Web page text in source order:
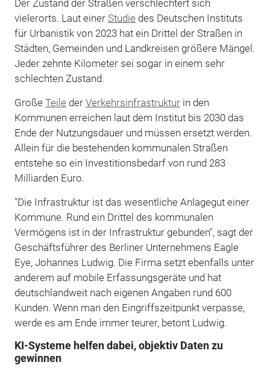
Der Zustand der Straßen verschlechtert sich
vielerorts. Laut einer Studie des Deutschen Instituts
für Urbanistik von 2023 hat ein Drittel der Straßen in
Städten, Gemeinden und Landkreisen größere Mängel.
Jeder zehnte Kilometer sei sogar in einem sehr
schlechten Zustand.
Große Teile der Verkehrsinfrastrukturin den
Kommunen erreichen laut dem Institut bis 2030 das
Ende der Nutzungsdauer und müssen ersetzt werden.
Allein für die bestehenden kommunalen Straßen
entstehe so ein Investitionsbedarf von rund 283
Milliarden Euro.
"Die Infrastruktur ist das wesentliche Anlagegut einer
Kommune. Rund ein Drittel des kommunalen
Vermögens ist in der Infrastruktur gebunden", sagt der
Geschäftsführer des Berliner Unternehmens Eagle
Eye, Johannes Ludwig. Die Firma setzt ebenfalls unter
anderem auf mobile Erfassungsgeräte und hat
deutschlandweit nach eigenen Angaben rund 600
Kunden. Wenn man den Eingriffszeitpunkt verpasse,
werde es am Ende immer teurer, betont Ludwig.
KI-Systeme helfen dabei, objektiv Daten zu
gewinnen